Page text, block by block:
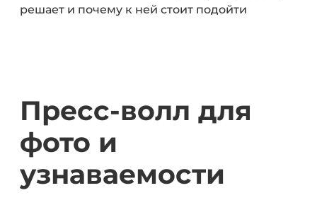
решает и почему к ней стоит подойти
Пресс-волл для
фото и
узнаваемости